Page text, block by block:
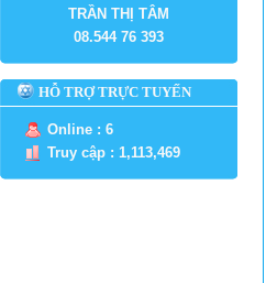
TRẦN THỊ TÂM
08.544 76 393
HỖ TRỢ TRỰC TUYẾN
Online : 6
Truy cập : 1,113,469